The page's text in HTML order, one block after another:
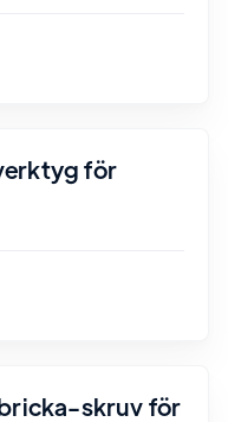
för
skruv för